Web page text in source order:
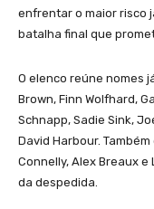
enfrentar o maior risco
batalha final que
O elenco reúne nomes
Brown, Finn Wolfhard,
Schnapp, Sadie Sink,
David Harbour.
Connelly, Alex Breaux
da despedida.